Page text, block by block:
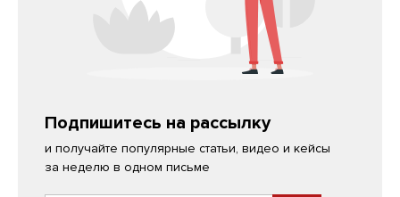
Подпишитесь на рассылку
и получайте популярные статьи, видео и кейсы
за неделю в одном письме